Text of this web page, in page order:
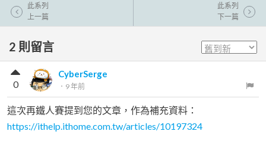
此系列
上一篇
此系列
下一篇
2 則留言
CyberSerge
． 9 年前
0
這次再鐵人賽提到您的文章，作為補充資料：
https://ithelp.ithome.com.tw/articles/10197324